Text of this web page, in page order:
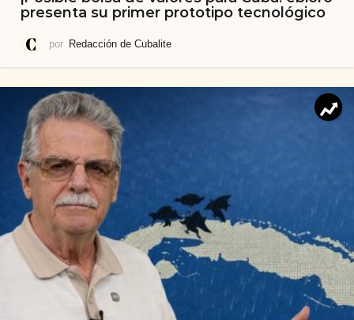
presenta su primer prototipo tecnológico
por Redacción de Cubalite